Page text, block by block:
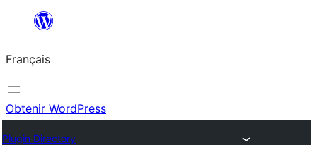
contenu
Français
Obtenir WordPress
Plugin Directory